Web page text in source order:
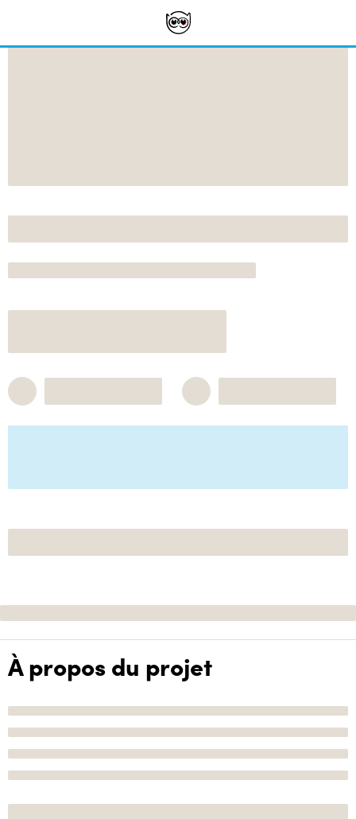
À propos du projet